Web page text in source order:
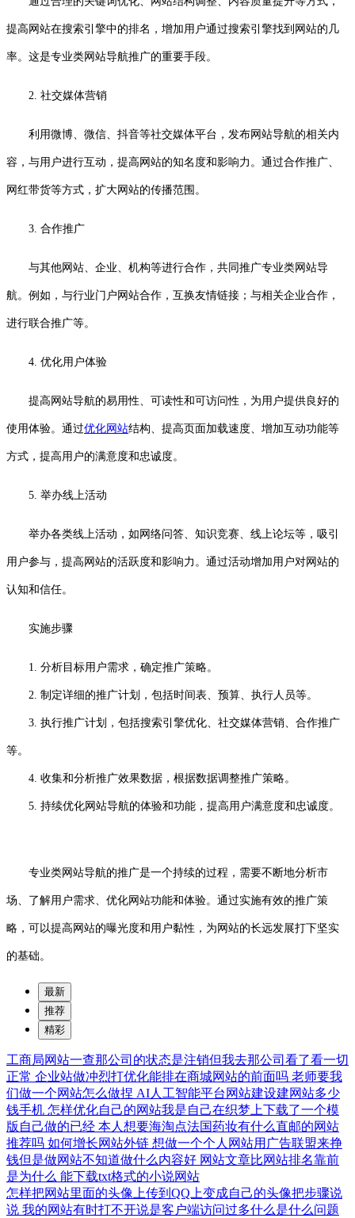
提高网站在搜索引擎中的排名，增加用户通过搜索引擎找到网站的几
率。这是专业类网站导航推广的重要手段。
2. 社交媒体营销
利用微博、微信、抖音等社交媒体平台，发布网站导航的相关内
容，与用户进行互动，提高网站的知名度和影响力。通过合作推广、
网红带货等方式，扩大网站的传播范围。
3. 合作推广
与其他网站、企业、机构等进行合作，共同推广专业类网站导
航。例如，与行业门户网站合作，互换友情链接；与相关企业合作，
进行联合推广等。
4. 优化用户体验
提高网站导航的易用性、可读性和可访问性，为用户提供良好的
使用体验。通过优化网站结构、提高页面加载速度、增加互动功能等
方式，提高用户的满意度和忠诚度。
5. 举办线上活动
举办各类线上活动，如网络问答、知识竞赛、线上论坛等，吸引
用户参与，提高网站的活跃度和影响力。通过活动增加用户对网站的
认知和信任。
实施步骤
1. 分析目标用户需求，确定推广策略。
2. 制定详细的推广计划，包括时间表、预算、执行人员等。
3. 执行推广计划，包括搜索引擎优化、社交媒体营销、合作推广
等。
4. 收集和分析推广效果数据，根据数据调整推广策略。
5. 持续优化网站导航的体验和功能，提高用户满意度和忠诚度。
专业类网站导航的推广是一个持续的过程，需要不断地分析市
场、了解用户需求、优化网站功能和体验。通过实施有效的推广策
略，可以提高网站的曝光度和用户黏性，为网站的长远发展打下坚实
的基础。
最新
推荐
精彩
工商局网站一查那公司的状态是注销但我去那公司看了看一切
正常 企业站做冲烈打优化能排在商城网站的前面吗 老师要我
们做一个网站怎么做捏 AI人工智能平台网站建设建网站多少
钱手机 怎样优化自己的网站我是自己在织梦上下载了一个模
版自己做的已经 本人想要海淘点法国药妆有什么直邮的网站
推荐吗 如何增长网站外链 想做一个个人网站用广告联盟来挣
钱但是做网站不知道做什么内容好 网站文章比网站排名靠前
是为什么 能下载txt格式的小说网站
怎样把网站里面的头像上传到QQ上变成自己的头像把步骤说
说 我的网站有时打不开说是客户端访问过多什么是什么问题